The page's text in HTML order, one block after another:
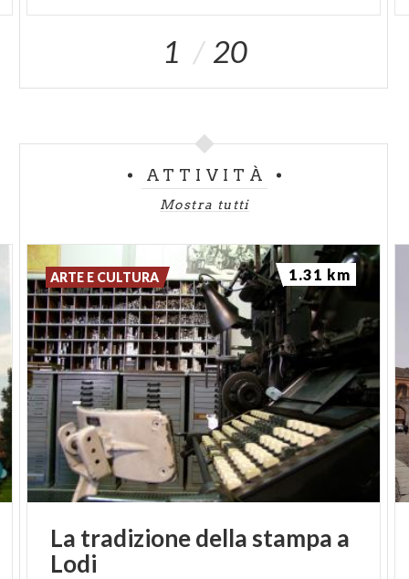
1 20
ATTIVITÀ
Mostra tutti
La tradizionedella stampa a
Lodi
ARTE E CULTURA 1.31 km